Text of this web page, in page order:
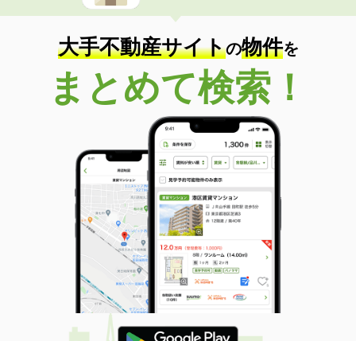
大手不動産サイトの物件を
まとめて検索！